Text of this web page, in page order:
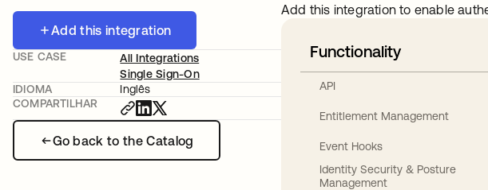
Add this integration
Go back to the Catalog
USE CASE
All Integrations
Single Sign-On
IDIOMA
Inglês
COMPARTILHAR
Add this integration to enable
Functionality
API
Entitlement Management
Event Hooks
Identity Security & Posture
Management